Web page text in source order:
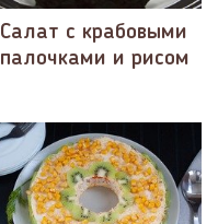
Салат с крабовыми
палочками и рисом